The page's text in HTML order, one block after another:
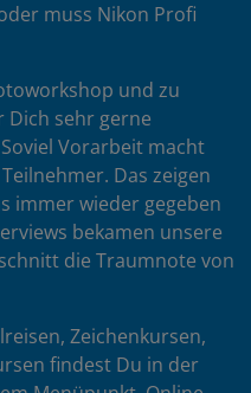
muss Nikon Profi
und zu
Dich sehr gerne
Vorarbeit macht
Das zeigen
immer wieder gegeben
bekamen unsere
die Traumnote von
Zeichenkursen,
findest Du in der